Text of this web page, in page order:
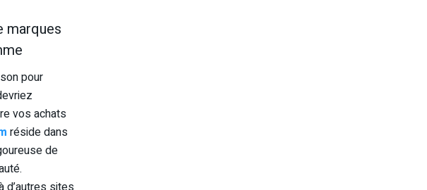
marques
pour
vos achats
réside dans
de